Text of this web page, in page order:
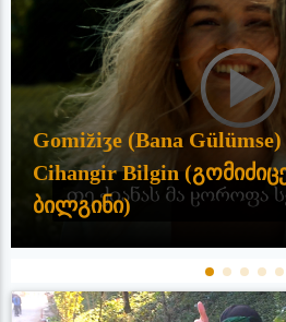
Gomiz̆iʒe (Bana
Cihangir Bilgin
ბილგინი)